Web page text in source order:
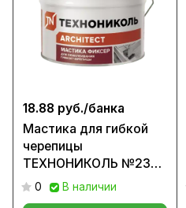
18.88 руб./банка
Мастика для гибкой
черепицы
ТЕХНОНИКОЛЬ №23
(Фиксер) 3,6 кг.
0 В наличии